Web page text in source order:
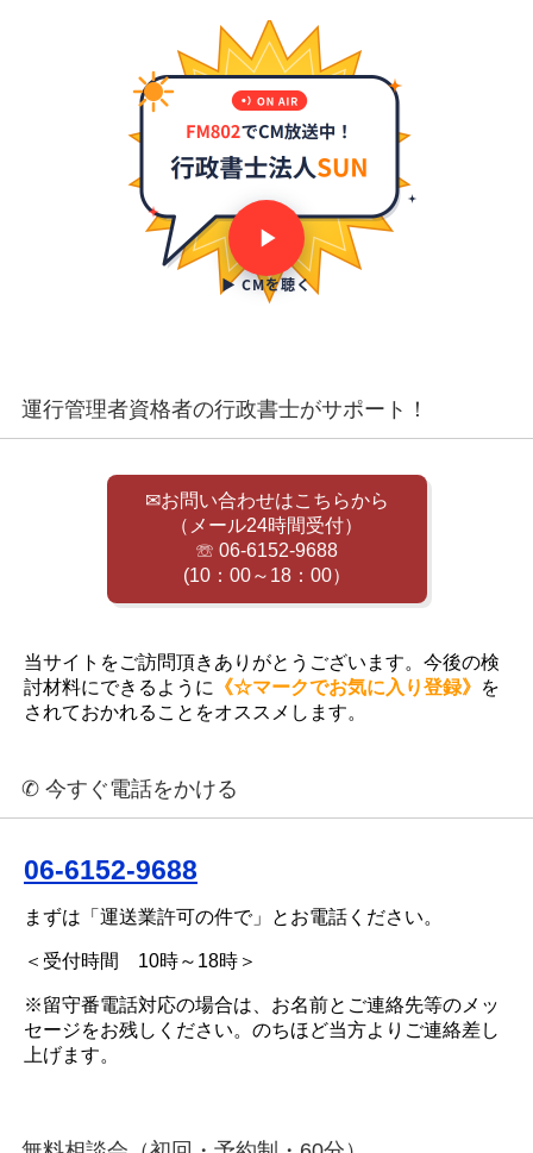
▶ CMを聴く
運行管理者資格者の行政書士がサポート！
✉お問い合わせはこちらから
（メール24時間受付）
☏ 06-6152-9688
(10：00～18：00）
当サイトをご訪問頂きありがとうございます。今後の検
討材料にできるように
《☆マークでお気に入り登録》 を
されておかれることをオススメします。
✆ 今すぐ電話をかける
06-6152-9688
まずは「運送業許可の件で」とお電話ください。
＜受付時間 10時～18時＞
※留守番電話対応の場合は、お名前とご連絡先等のメッ
セージをお残しください。のちほど当方よりご連絡差し
上げます。